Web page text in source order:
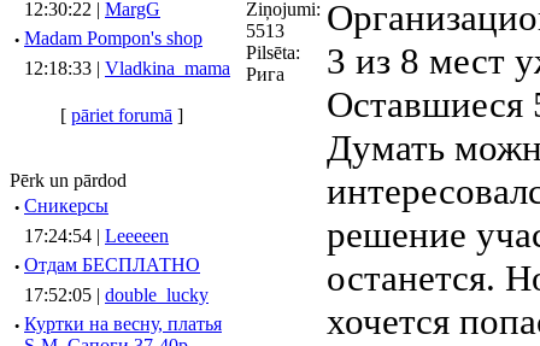
12:30:22 | MargG
· Madam Pompon's shop
12:18:33 | Vladkina_mama
[ pāriet forumā ]
Pērk un pārdod
· Сникерсы
17:24:54 | Leeeeen
· Отдам БЕСПЛАТНО
17:52:05 | double_lucky
· Куртки на весну, платья
Ziņojumi:
5513
Pilsēta:
Рига
3 из 8 мест
Оставшиеся
Думать
решение
останется.
хочется